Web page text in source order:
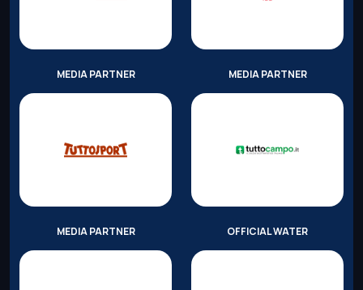
MEDIA PARTNER MEDIA PARTNER
MEDIA PARTNER OFFICIAL WATER